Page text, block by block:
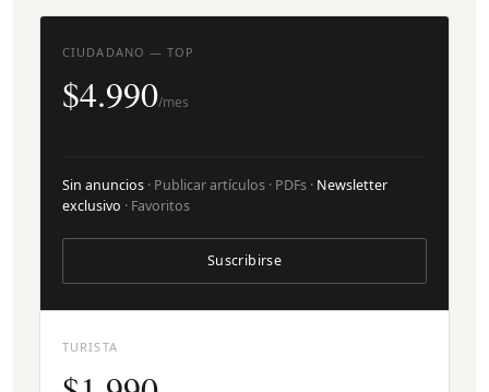
TURISTA
CIUDADANO — TOP
$4.990/mes
Sin anuncios · Publicar artículos · PDFs · Newsletter
exclusivo · Favoritos
Suscribirse